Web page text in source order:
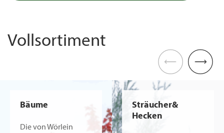
Vollsortiment
Bäume
Die von Wörlein
Bild ansehen: Sträucher& Hecken
Sträucher&
Hecken